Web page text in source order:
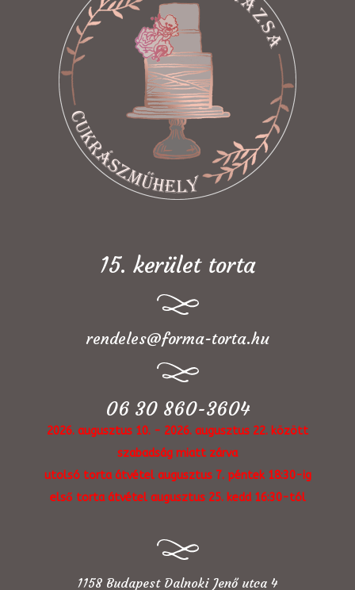
15. kerület torta
rendeles@forma-torta.hu
06 30 860-3604
2026. augusztus 10. - 2026. augusztus 22. között
szabadság miatt zárva
utolsó torta átvétel augusztus 7. péntek 18:30-ig
első torta átvétel augusztus 25. kedd 16:30-tól
1158 Budapest Dalnoki Jenő utca 4